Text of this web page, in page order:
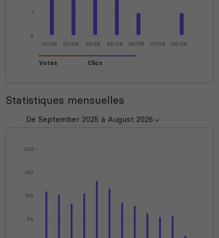
0
1
02/08 03/08 04/08 05/08 06/08 07/08 08/08
Votes Clics
Statistiques mensuelles
50
100
150
200